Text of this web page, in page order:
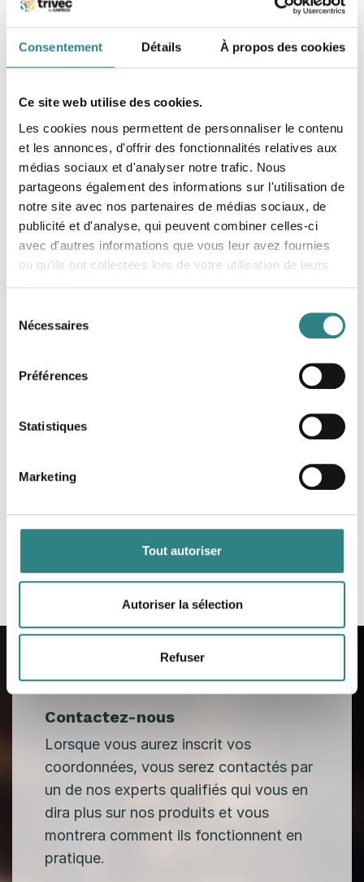
Consentement Détails À propos des cookies
Ce site web utilise des cookies.
Les cookies nous permettent de personnaliser le contenu
et les annonces, d'offrir des fonctionnalités relatives aux
médias sociaux et d'analyser notre trafic. Nous
partageons également des informations sur l'utilisation de
notre site avec nos partenaires de médias sociaux, de
publicité et d'analyse, qui peuvent combiner celles-ci
avec d'autres informations que vous leur avez fournies
ou qu'ils ont collectées lors de votre utilisation de leurs
Nécessaires
Préférences
Statistiques
Marketing
Tout autoriser
Autoriser la sélection
Refuser
Marseille, France
Numéro de bureau
Nantes, France
Numéro de bureau
Contactez-nous
Lorsque vous aurez inscrit vos
coordonnées, vous serez contactés par
un de nos experts qualifiés qui vous en
dira plus sur nos produits et vous
montrera comment ils fonctionnent en
pratique.